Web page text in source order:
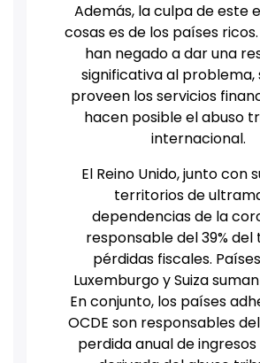
Además, la culpa de este
cosas es de los países
han negado a dar una
significativa al problema,
proveen los servicios
hacen posible el abuso
internacional.
El Reino Unido, junto con
territorios de
dependencias de la
responsable del 39%
pérdidas fiscales.
Luxemburgo y Suiza
En conjunto, los países
OCDE son responsables
perdida anual de